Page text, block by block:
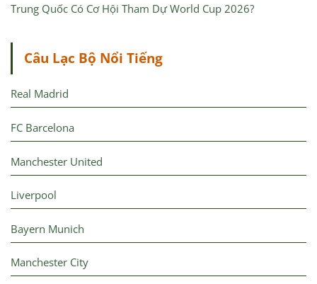
Trung Quốc Có Cơ Hội Tham Dự World Cup 2026?
Câu Lạc Bộ Nổi Tiếng
Real Madrid
FC Barcelona
Manchester United
Liverpool
Bayern Munich
Manchester City